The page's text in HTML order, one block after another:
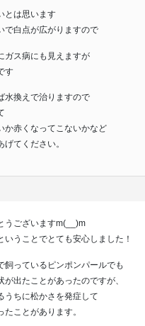
とは思います
で白点が広がりますので
ガス病にも見えますが
す
水換えで治りますので
か赤くなってこないかなど
げてください。
うございますm(__)m
いうことでとても安心しました！
飼っているピンポンパールでも
が出たことがあったのですが、
うちに松かさを発症して
たことがあります。